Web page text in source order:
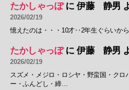
たかしゃっぽに 伊藤 静男
2026/02/19
憶えたのは・・・10才‥2年生ぐらいから
たかしゃっぽに 伊藤 静男
2026/02/19
スズメ・メジロ・ロシヤ・野蛮国・クロ
ー・ふんどし・締…